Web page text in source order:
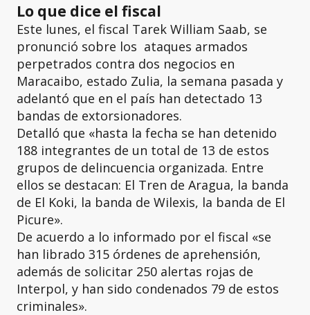
Lo que dice el fiscal
Este lunes, el fiscal Tarek William Saab, se
pronunció sobre los ataques armados
perpetrados contra dos negocios en
Maracaibo, estado Zulia, la semana pasada y
adelantó que en el país han detectado 13
bandas de extorsionadores.
Detalló que «hasta la fecha se han detenido
188 integrantes de un total de 13 de estos
grupos de delincuencia organizada. Entre
ellos se destacan: El Tren de Aragua, la banda
de El Koki, la banda de Wilexis, la banda de El
Picure».
De acuerdo a lo informado por el fiscal «se
han librado 315 órdenes de aprehensión,
además de solicitar 250 alertas rojas de
Interpol, y han sido condenados 79 de estos
criminales».